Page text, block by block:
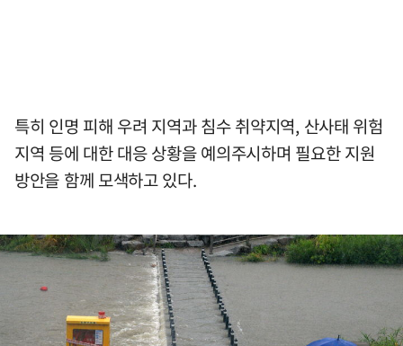
특히 인명 피해 우려 지역과 침수 취약지역, 산사태 위험
지역 등에 대한 대응 상황을 예의주시하며 필요한 지원
방안을 함께 모색하고 있다.